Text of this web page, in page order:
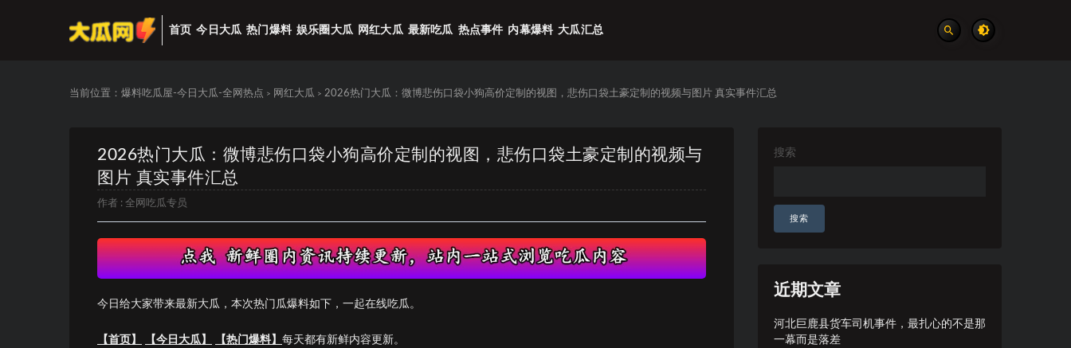
首页 今日大瓜 热门爆料 娱乐圈大瓜 网红大瓜 最新吃瓜 热点事件 内幕爆料 大瓜汇总
当前位置： 爆料吃瓜屋-今日大瓜-全网热点 > 网红大瓜 > 2026热门大瓜：微博悲伤口袋小狗高价定制的视图，悲伤口袋土豪定制的视频与图片 真实事件汇总
2026热门大瓜：微博悲伤口袋小狗高价定制的视图，悲伤口袋土豪定制的视频与
图片 真实事件汇总
作者 : 全网吃瓜专员
今日给大家带来最新大瓜，本次热门瓜爆料如下，一起在线吃瓜。
【首页】 【今日大瓜】 【热门爆料】 每天都有新鲜内容更新。
搜索
搜索
近期文章
河北巨鹿县货车司机事件，最扎心的不是那
一幕而是落差